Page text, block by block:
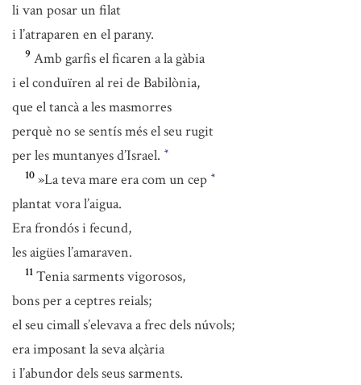
li van posar un filat
i l’atraparen en el parany.
9 Amb garfis el ficaren a la gàbia
i el conduïren al rei de Babilònia,
que el tancà a les masmorres
perquè no se sentís més el seu rugit
per les muntanyes d’Israel. *
10 »La teva mare era com un cep *
plantat vora l’aigua.
Era frondós i fecund,
les aigües l’amaraven.
11 Tenia sarments vigorosos,
bons per a ceptres reials;
el seu cimall s’elevava a frec dels núvols;
era imposant la seva alçària
i l’abundor dels seus sarments.